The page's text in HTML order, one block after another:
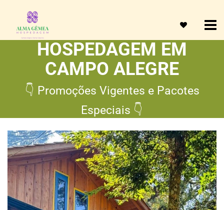
HOSPEDAGEM EM
CAMPO ALEGRE
👇 Promoções Vigentes e Pacotes
Especiais 👇